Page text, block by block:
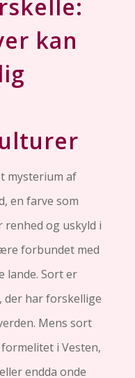
kan
mysterium af
en farve som
og uskyld i
forbundet med
lande. Sort er
der har forskellige
Mens sort
i Vesten,
endda onde